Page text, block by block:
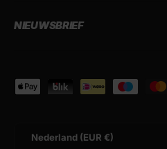
NIEUWSBRIEF
Geaccepteerde betaalmethoden
Nederland (EUR €)